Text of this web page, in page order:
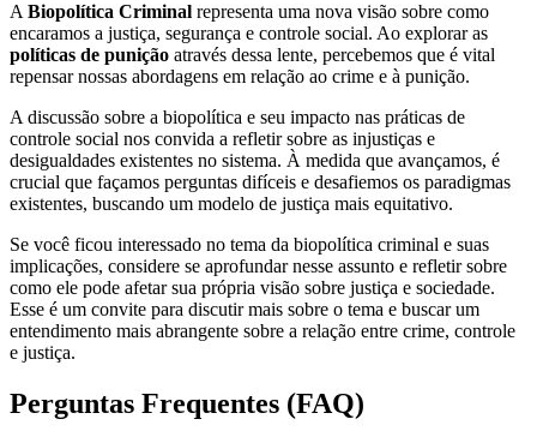
A Biopolítica Criminal representa uma nova visão sobre como
encaramos a justiça, segurança e controle social. Ao explorar as
políticas de punição através dessa lente, percebemos que é vital
repensar nossas abordagens em relação ao crime e à punição.
A discussão sobre a biopolítica e seu impacto nas práticas de
controle social nos convida a refletir sobre as injustiças e
desigualdades existentes no sistema. À medida que avançamos, é
crucial que façamos perguntas difíceis e desafiemos os paradigmas
existentes, buscando um modelo de justiça mais equitativo.
Se você ficou interessado no tema da biopolítica criminal e suas
implicações, considere se aprofundar nesse assunto e refletir sobre
como ele pode afetar sua própria visão sobre justiça e sociedade.
Esse é um convite para discutir mais sobre o tema e buscar um
entendimento mais abrangente sobre a relação entre crime, controle
e justiça.
Perguntas Frequentes (FAQ)